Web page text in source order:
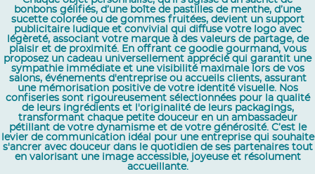
bonbons gélifiés, d’une boîte de pastilles de menthe, d’une
sucette colorée ou de gommes fruitées, devient un support
publicitaire ludique et convivial qui diffuse votre logo avec
légèreté, associant votre marque à des valeurs de partage, de
plaisir et de proximité. En offrant ce goodie gourmand, vous
proposez un cadeau universellement apprécié qui garantit une
sympathie immédiate et une visibilité maximale lors de vos
salons, événements d'entreprise ou accueils clients, assurant
une mémorisation positive de votre identité visuelle. Nos
confiseries sont rigoureusement sélectionnées pour la qualité
de leurs ingrédients et l'originalité de leurs packagings,
transformant chaque petite douceur en un ambassadeur
pétillant de votre dynamisme et de votre générosité. C’est le
levier de communication idéal pour une entreprise qui souhaite
s'ancrer avec douceur dans le quotidien de ses partenaires tout
en valorisant une image accessible, joyeuse et résolument
accueillante.